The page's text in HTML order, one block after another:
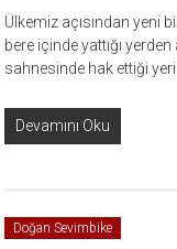
Ülkemiz açısından yeni
bere içinde yattığı
sahnesinde hak ettiği yeri
Devamını Oku
Doğan Sevimbike